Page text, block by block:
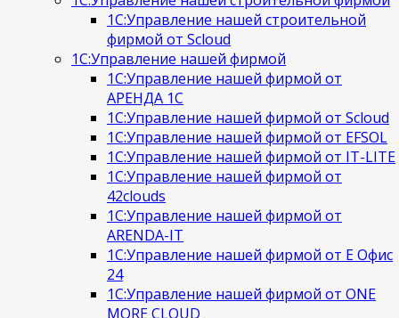
1С:Управление нашей строительной
фирмой от Scloud
1С:Управление нашей фирмой
1С:Управление нашей фирмой от
АРЕНДА 1С
1С:Управление нашей фирмой от Scloud
1С:Управление нашей фирмой от EFSOL
1С:Управление нашей фирмой от IT-LITE
1С:Управление нашей фирмой от
42clouds
1С:Управление нашей фирмой от
ARENDA-IT
1С:Управление нашей фирмой от Е Офис
24
1С:Управление нашей фирмой от ONE
MORE CLOUD